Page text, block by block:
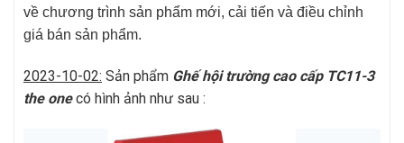
về chương trình sản phẩm mới, cải tiến và điều chỉnh
giá bán sản phẩm.
2023-10-02: Sản phẩm Ghế hội trường cao cấp TC11-3
the onecó hình ảnh như sau :